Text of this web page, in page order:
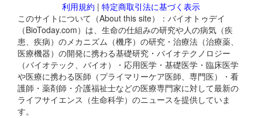
利用規約 | 特定商取引法に基づく表示
このサイトについて（About this site）：バイオトゥデイ
（BioToday.com）は、生命の仕組みの研究や人の病気（疾
患、疾病）のメカニズム（機序）の研究・治療法（治療薬、
医療機器）の開発に携わる基礎研究・バイオテクノロジー
（バイオテック、バイオ）・応用医学・基礎医学・臨床医学
や医療に携わる医師（プライマリーケア医師、専門医）・看
護師・薬剤師・介護福祉士などの医療専門家に対して最新の
ライフサイエンス（生命科学）のニュースを提供していま
す。